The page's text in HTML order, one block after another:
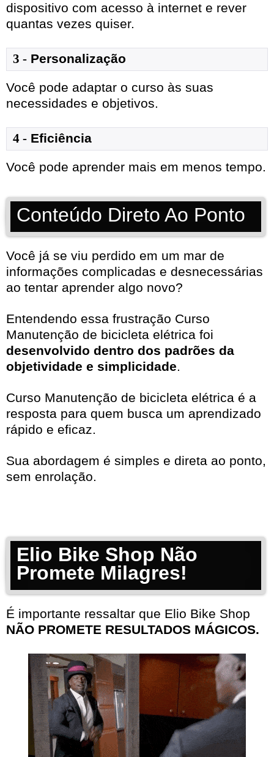
dispositivo com acesso à internet e rever
quantas vezes quiser.
3 - Personalização
Você pode adaptar o curso às suas
necessidades e objetivos.
4 - Eficiência
Você pode aprender mais em menos tempo.
Conteúdo Direto Ao Ponto
Você já se viu perdido em um mar de
informações complicadas e desnecessárias
ao tentar aprender algo novo?
Entendendo essa frustração Curso
Manutenção de bicicleta elétrica foi
desenvolvido dentro dos padrões da
objetividade e simplicidade.
Curso Manutenção de bicicleta elétrica é a
resposta para quem busca um aprendizado
rápido e eficaz.
Sua abordagem é simples e direta ao ponto,
sem enrolação.
Elio Bike Shop Não
Promete Milagres!
É importante ressaltar que Elio Bike Shop
NÃO PROMETE RESULTADOS MÁGICOS.